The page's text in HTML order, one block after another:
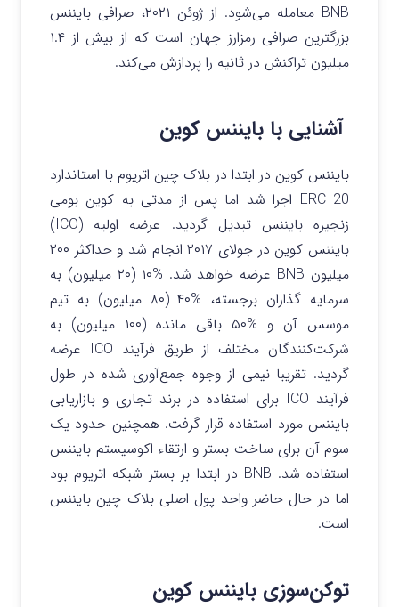
BNB معامله می‌شود. از ژوئن ۲۰۲۱، صرافی بایننس
بزرگترین صرافی رمزارز جهان است که از بیش از ۱.۴
میلیون تراکنش در ثانیه را پردازش می‌کند.
آشنایی با بایننس کوین
بایننس کوین در ابتدا در بلاک چین اتریوم با استاندارد
ERC 20 اجرا شد اما پس از مدتی به کوین بومی
زنجیره بایننس تبدیل گردید. عرضه اولیه (ICO)
بایننس کوین در جولای ۲۰۱۷ انجام شد و حداکثر ۲۰۰
میلیون BNB عرضه خواهد شد. %۱۰ (۲۰ میلیون) به
سرمایه گذاران برجسته، %۴۰ (۸۰ میلیون) به تیم
موسس آن و %۵۰ باقی مانده (۱۰۰ میلیون) به
شرکت‌کنندگان مختلف از طریق فرآیند ICO عرضه
گردید. تقریبا نیمی از وجوه جمع‌آوری شده در طول
فرآیند ICO برای استفاده در برند تجاری و بازاریابی
بایننس مورد استفاده قرار گرفت. همچنین حدود یک
سوم آن برای ساخت بستر و ارتقاء اکوسیستم بایننس
استفاده شد. BNB در ابتدا بر بستر شبکه اتریوم بود
اما در حال حاضر واحد پول اصلی بلاک چین بایننس
است.
توکن‌سوزی بایننس کوین